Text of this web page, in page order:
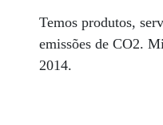
Temos produtos,
emissões de CO2.
2014.